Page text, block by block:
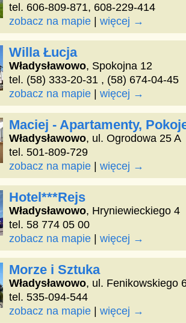
tel. 606-809-871, 608-229-414
zobacz na mapie| więcej →
Willa Łucja
Władysławowo, Spokojna 12
tel. (58) 333-20-31 , (58) 674-04-45
zobacz na mapie| więcej →
Maciej - Apartamenty,
Władysławowo, ul. Ogrodowa 25 A
tel. 501-809-729
zobacz na mapie| więcej →
Hotel***Rejs
Władysławowo, Hryniewieckiego 4
tel. 58 774 05 00
zobacz na mapie| więcej →
Morze i Sztuka
Władysławowo, ul. Fenikowskiego
tel. 535-094-544
zobacz na mapie| więcej →